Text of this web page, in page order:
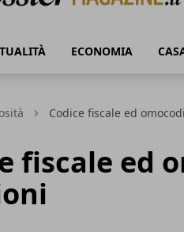
ECONOMIA
Codice fiscale ed
fiscale ed